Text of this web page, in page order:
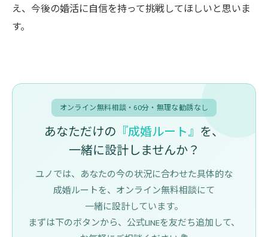
え、今後の婚活に自信を持って挑戦してほしいと思いま
す。
オンライン無料相談・60分・無理な勧誘なし
あなただけの 『成婚ルート』 を、
一緒に設計しませんか？
ユノでは、あなたの今の状況に合わせた具体的な
成婚ルートを、オンライン無料相談にて
一緒に設計しています。
まずは下のボタンから、公式LINEを友だち追加して、